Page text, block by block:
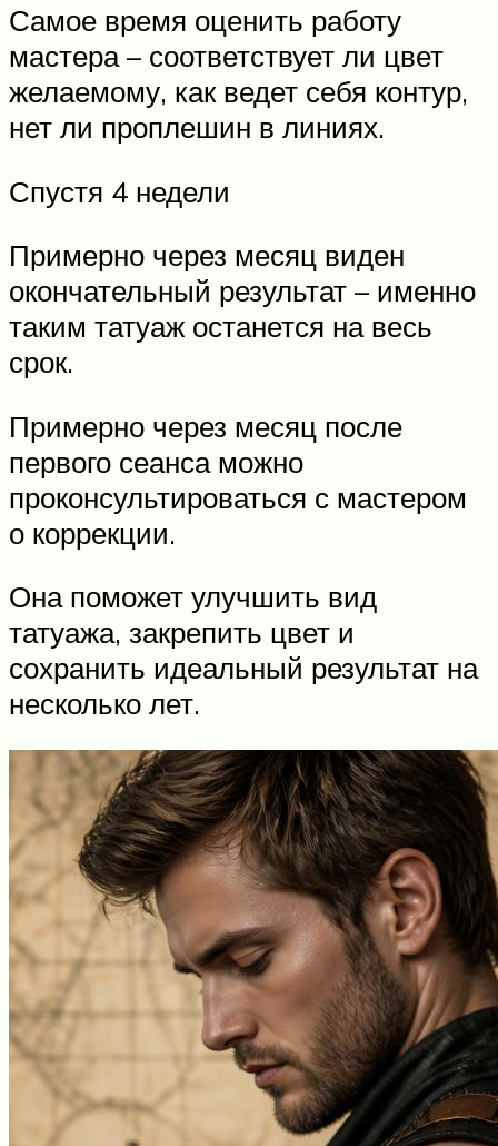
Самое время оценить работу
мастера – соответствует ли цвет
желаемому, как ведет себя контур,
нет ли проплешин в линиях.
Спустя 4 недели
Примерно через месяц виден
окончательный результат – именно
таким татуаж останется на весь
срок.
Примерно через месяц после
первого сеанса можно
проконсультироваться с мастером
о коррекции.
Она поможет улучшить вид
татуажа, закрепить цвет и
сохранить идеальный результат на
несколько лет.